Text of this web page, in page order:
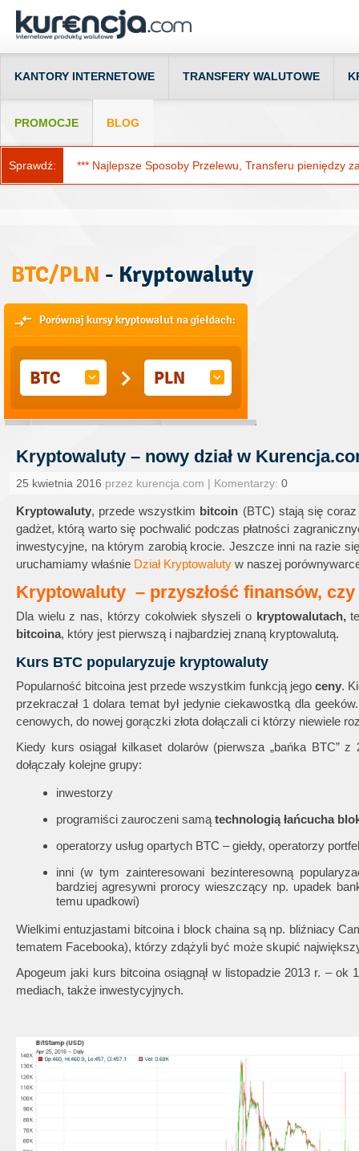
KANTORY INTERNETOWE TRANSFERY WALUTOWE
PROMOCJE BLOG
Sprawdź: *** Najlepsze Sposoby Przelewu, Transferu pieniędzy
Kryptowaluty – nowy dział w
25 kwietnia 2016 przez kurencja.com | Komentarzy: 0
Kryptowaluty, przede wszystkim bitcoin (BTC) stają się
gadżet, którą warto się pochwalić podczas płatności
inwestycyjne, na którym zarobią krocie. Jeszcze inni na razie
uruchamiamy właśnie Dział Kryptowaluty w naszej
Kryptowaluty – przyszłość finansów,
Dla wielu z nas, którzy cokolwiek słyszeli o kryptowalutach,
bitcoina, który jest pierwszą i najbardziej znaną kryptowalutą.
Kurs BTC popularyzuje kryptowaluty
Popularność bitcoina jest przede wszystkim funkcją jego ceny.
przekraczał 1 dolara temat był jedynie ciekawostką dla
cenowych, do nowej gorączki złota dołączali ci którzy niewiele
Kiedy kurs osiągał kilkaset dolarów (pierwsza „bańka BTC”
dołączały kolejne grupy:
inwestorzy
programiści zauroczeni samą technologią łańcucha
operatorzy usług opartych BTC – giełdy, operatorzy
inni (w tym zainteresowani bezinteresowną
bardziej agresywni prorocy wieszczący np. upadek
temu upadkowi)
Wielkimi entuzjastami bitcoina i block chaina są np. bliźniacy
tematem Facebooka), którzy zdążyli być może skupić
Apogeum jaki kurs bitcoina osiągnął w listopadzie 2013 r. –
mediach, także inwestycyjnych.